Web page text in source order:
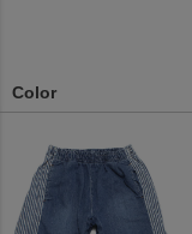
Color